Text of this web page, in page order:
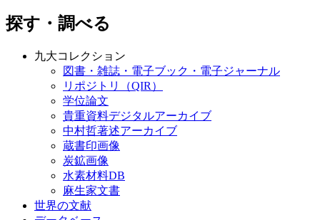
探す・調べる
九大コレクション
図書・雑誌・電子ブック・電子ジャーナル
リポジトリ（QIR）
学位論文
貴重資料デジタルアーカイブ
中村哲著述アーカイブ
蔵書印画像
炭鉱画像
水素材料DB
麻生家文書
世界の文献